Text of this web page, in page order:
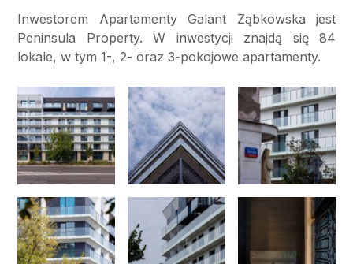
Inwestorem Apartamenty Galant Ząbkowska jest
Peninsula Property. W inwestycji znajdą się 84
lokale, w tym 1-, 2- oraz 3-pokojowe apartamenty.